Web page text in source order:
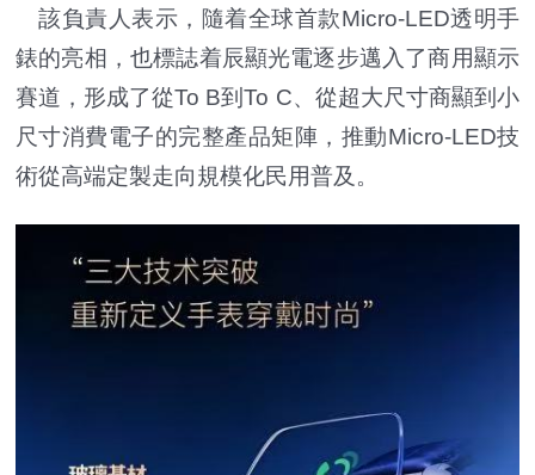
該負責人表示，隨着全球首款Micro-LED透明手
錶的亮相，也標誌着辰顯光電逐步邁入了商用顯示
賽道，形成了從To B到To C、從超大尺寸商顯到小
尺寸消費電子的完整產品矩陣，推動Micro-LED技
術從高端定製走向規模化民用普及。